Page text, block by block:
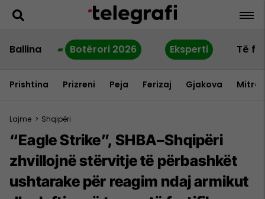
Ballina Botërori 2026 Eksperti Të
Prishtina Prizreni Peja Ferizaj Gjakova
Lajme > Shqipëri
“Eagle Strike”, SHBA–Shqipëri
zhvillojnë stërvitje të përbashkët
ushtarake për reagim ndaj armikut